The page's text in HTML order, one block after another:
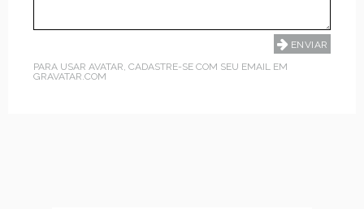
PARA USAR AVATAR, CADASTRE-SE COM SEU EMAIL EM
GRAVATAR.COM